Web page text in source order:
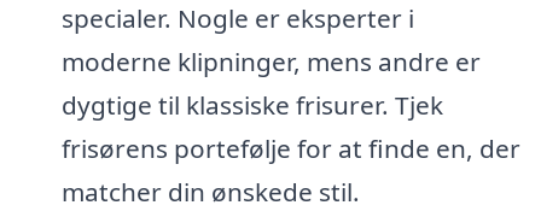
specialer. Nogle er eksperter i
moderne klipninger, mens andre er
dygtige til klassiske frisurer. Tjek
frisørens portefølje for at finde en, der
matcher din ønskede stil.